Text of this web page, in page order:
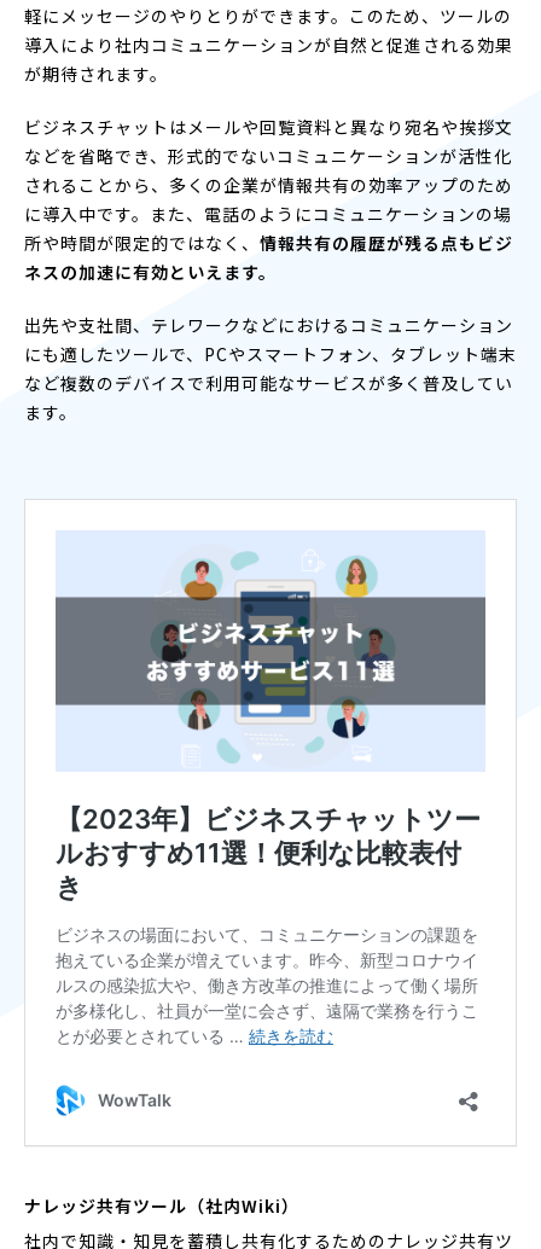
軽にメッセージのやりとりができます。このため、ツールの
導入により社内コミュニケーションが自然と促進される効果
が期待されます。
ビジネスチャットはメールや回覧資料と異なり宛名や挨拶文
などを省略でき、形式的でないコミュニケーションが活性化
されることから、多くの企業が情報共有の効率アップのため
に導入中です。また、電話のようにコミュニケーションの場
所や時間が限定的ではなく、 情報共有の履歴が残る点もビジ
ネスの加速に有効といえます。
出先や支社間、テレワークなどにおけるコミュニケーション
にも適したツールで、PCやスマートフォン、タブレット端末
など複数のデバイスで利用可能なサービスが多く普及してい
ます。
ナレッジ共有ツール（社内Wiki）
社内で知識・知見を蓄積し共有化するためのナレッジ共有ツ